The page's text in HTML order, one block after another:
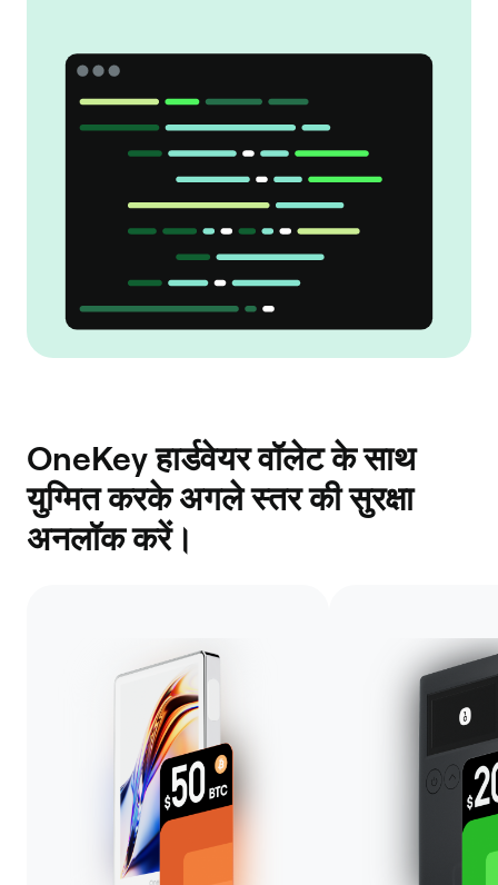
OneKey हार्डवेयर वॉलेट के साथ
युग्मित करके अगले स्तर की सुरक्षा
अनलॉक करें।